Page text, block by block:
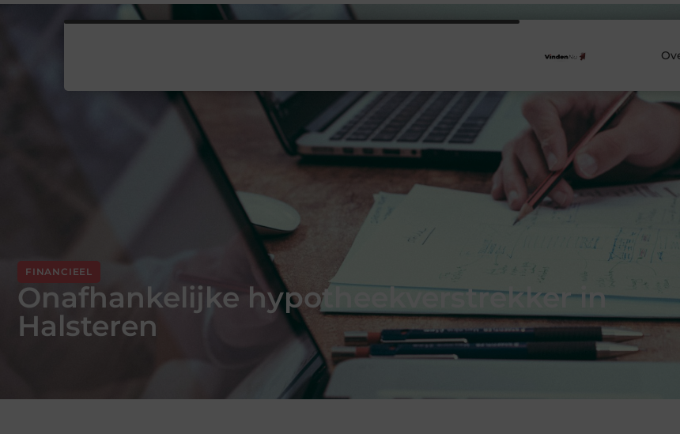
FINANCIEEL
Onafhankelijke hypotheekverstrekker in
Halsteren